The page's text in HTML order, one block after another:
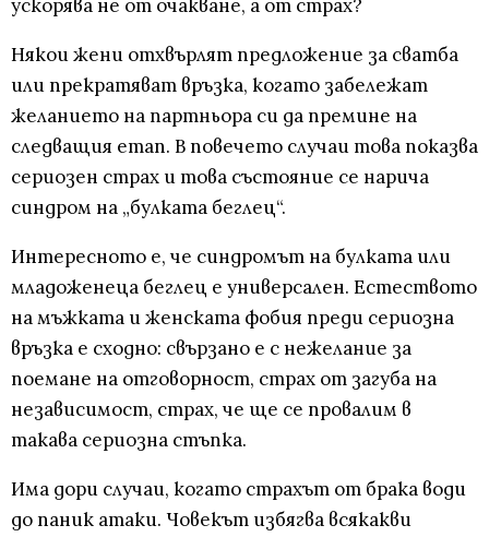
ускорява не от очакване, а от страх?
Някои жени отхвърлят предложение за сватба
или прекратяват връзка, когато забележат
желанието на партньора си да премине на
следващия етап. В повечето случаи това показва
сериозен страх и това състояние се нарича
синдром на „булката беглец“.
Интересното е, че синдромът на булката или
младоженеца беглец е универсален. Естеството
на мъжката и женската фобия преди сериозна
връзка е сходно: свързано е с нежелание за
поемане на отговорност, страх от загуба на
независимост, страх, че ще се провалим в
такава сериозна стъпка.
Има дори случаи, когато страхът от брака води
до паник атаки. Човекът избягва всякакви